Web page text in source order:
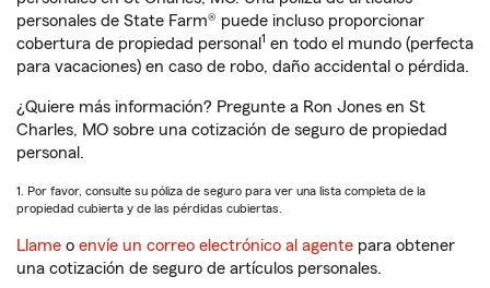
personales de State Farm® puede incluso proporcionar
cobertura de propiedad personal 1 en todo el mundo (perfecta
para vacaciones) en caso de robo, daño accidental o pérdida.
¿Quiere más información? Pregunte a Ron Jones en St
Charles, MO sobre una cotización de seguro de propiedad
personal.
1. Por favor, consulte su póliza de seguro para ver una lista completa de la
propiedad cubierta y de las pérdidas cubiertas.
Llame o envíe un correo electrónico al agente para obtener
una cotización de seguro de artículos personales.